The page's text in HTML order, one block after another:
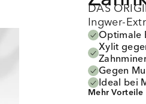
DAS
Ingwer-
Optimale
Xylit
Gegen
Ideal bei
Ohne
Mehr